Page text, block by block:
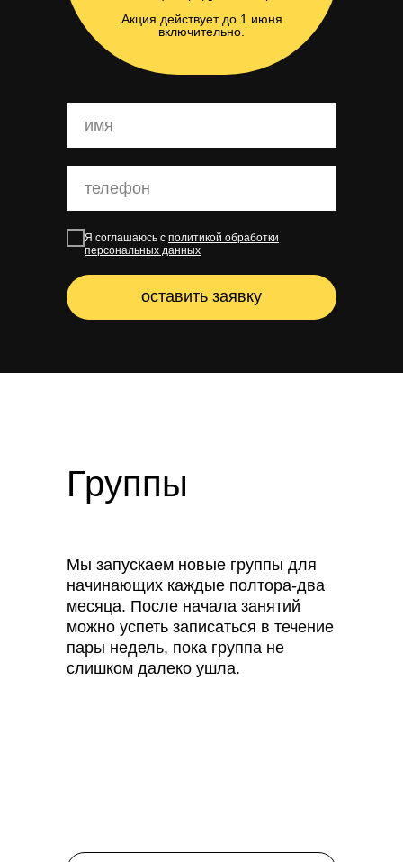
Я соглашаюсь с политикой обработки
персональных данных
оставить заявку
Акция действует до 1 июня
включительно.
Группы
Мы запускаем новые группы для
начинающих каждые полтора-два
месяца. После начала занятий
можно успеть записаться в течение
пары недель, пока группа не
слишком далеко ушла.